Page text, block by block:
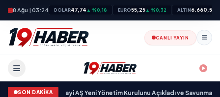
8 Ağu | 03:24 DOLAR47,74 ▲ %0,18 EURO55,25▲ %0,32 ALTIN6.660,55
CANLI YAYIN
SON DAKİKA
Savunma Sanayi AŞ Yeni Yönetim Kurulunu Açıkladı ve Savunma